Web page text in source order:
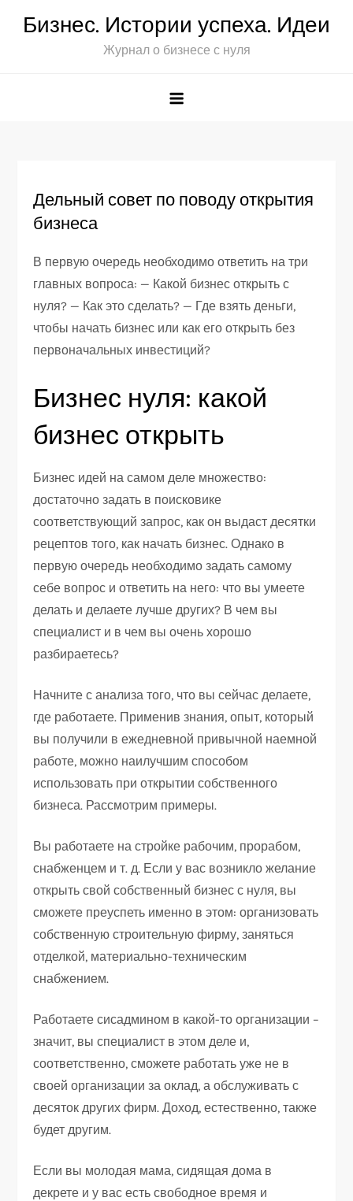
Бизнес. Истории успеха. Идеи
Журнал о бизнесе с нуля
Дельный совет по поводу открытия
бизнеса
В первую очередь необходимо ответить на три
главных вопроса: — Какой бизнес открыть с
нуля? — Как это сделать? — Где взять деньги,
чтобы начать бизнес или как его открыть без
первоначальных инвестиций?
Бизнес нуля: какой
бизнес открыть
Бизнес идей на самом деле множество:
достаточно задать в поисковике
соответствующий запрос, как он выдаст десятки
рецептов того, как начать бизнес. Однако в
первую очередь необходимо задать самому
себе вопрос и ответить на него: что вы умеете
делать и делаете лучше других? В чем вы
специалист и в чем вы очень хорошо
разбираетесь?
Начните с анализа того, что вы сейчас делаете,
где работаете. Применив знания, опыт, который
вы получили в ежедневной привычной наемной
работе, можно наилучшим способом
использовать при открытии собственного
бизнеса. Рассмотрим примеры.
Вы работаете на стройке рабочим, прорабом,
снабженцем и т. д. Если у вас возникло желание
открыть свой собственный бизнес с нуля, вы
сможете преуспеть именно в этом: организовать
собственную строительную фирму, заняться
отделкой, материально-техническим
снабжением.
Работаете сисадмином в какой-то организации –
значит, вы специалист в этом деле и,
соответственно, сможете работать уже не в
своей организации за оклад, а обслуживать с
десяток других фирм. Доход, естественно, также
будет другим.
Если вы молодая мама, сидящая дома в
декрете и у вас есть свободное время и